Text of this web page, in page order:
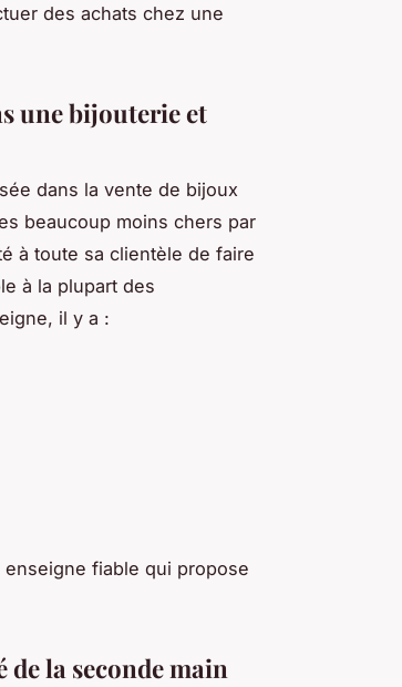
des achats chez une
une bijouterie et
dans la vente de bijoux
beaucoup moins chers par
à toute sa clientèle de faire
à la plupart des
il y a :
fiable qui propose
la seconde main